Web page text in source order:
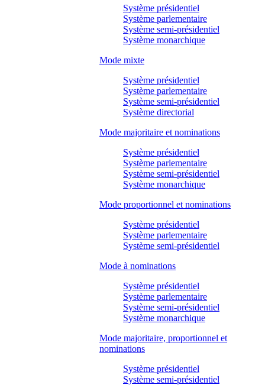
Système présidentiel
Système parlementaire
Système semi-présidentiel
Système monarchique
Mode mixte
Système présidentiel
Système parlementaire
Système semi-présidentiel
Système directorial
Mode majoritaire et nominations
Système présidentiel
Système parlementaire
Système semi-présidentiel
Système monarchique
Mode proportionnel et nominations
Système présidentiel
Système parlementaire
Système semi-présidentiel
Mode à nominations
Système présidentiel
Système parlementaire
Système semi-présidentiel
Système monarchique
Mode majoritaire, proportionnel et
nominations
Système présidentiel
Système semi-présidentiel